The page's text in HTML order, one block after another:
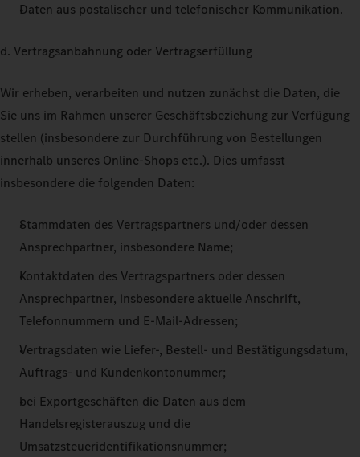
Daten aus postalischer und telefonischer Kommunikation.
d. Vertragsanbahnung oder Vertragserfüllung
Wir erheben, verarbeiten und nutzen zunächst die Daten, die
Sie uns im Rahmen unserer Geschäftsbeziehung zur Verfügung
stellen (insbesondere zur Durchführung von Bestellungen
innerhalb unseres Online-Shops etc.). Dies umfasst
insbesondere die folgenden Daten:
Stammdaten des Vertragspartners und/oder dessen
Ansprechpartner, insbesondere Name;
Kontaktdaten des Vertragspartners oder dessen
Ansprechpartner, insbesondere aktuelle Anschrift,
Telefonnummern und E-Mail-Adressen;
Vertragsdaten wie Liefer-, Bestell- und Bestätigungsdatum,
Auftrags- und Kundenkontonummer;
bei Exportgeschäften die Daten aus dem
Handelsregisterauszug und die
Umsatzsteueridentifikationsnummer;